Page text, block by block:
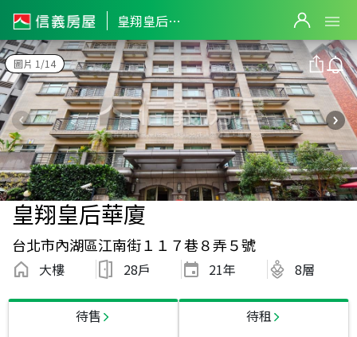
皇翔皇后華廈
圖片 1/14
皇翔皇后華廈
台北市內湖區江南街１１７巷８弄５號
大樓 28戶 21年 8層
待售 待租